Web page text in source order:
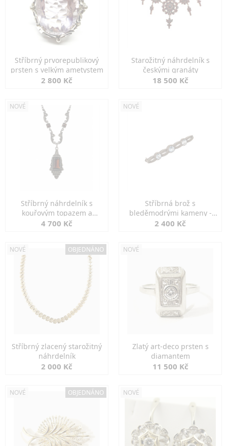
Stříbrný prvorepublikový
prsten s velkým ametystem
2 800 Kč
Starožitný náhrdelník s
českými granáty
18 500 Kč
NOVÉ
Stříbrný náhrdelník s
kouřovým topazem a
markazity
4 700 Kč
NOVÉ
Stříbrná brož s
bleděmodrými kameny -
jemná elegance
2 400 Kč
NOVÉ OBJEDNÁNO
Stříbrný zlacený starožitný
náhrdelník
2 000 Kč
NOVÉ
Zlatý art-deco prsten s
diamantem
11 500 Kč
NOVÉ OBJEDNÁNO NOVÉ